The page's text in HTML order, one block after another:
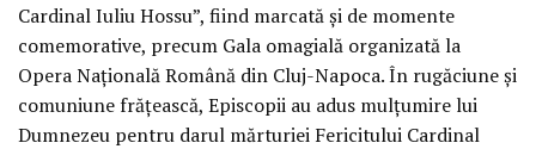
Cardinal Iuliu Hossu”, fiind marcată și de momente
comemorative, precum Gala omagială organizată la
Opera Națională Română din Cluj-Napoca. În rugăciune și
comuniune frățească, Episcopii au adus mulțumire lui
Dumnezeu pentru darul mărturiei Fericitului Cardinal